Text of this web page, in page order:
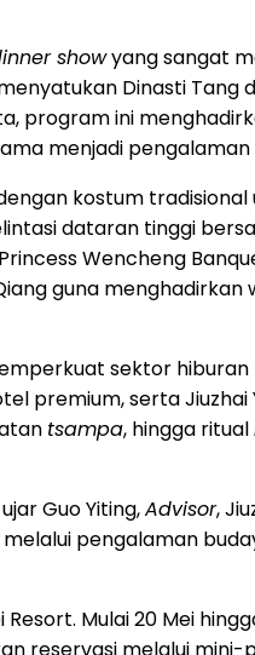
showyang sangat
Dinasti Tang
program ini
menjadi
kostum
dataran tinggi
Wencheng
guna
sektor
premium, serta
tsampa, hingga ritual
Guo Yiting,Advisor,
pengalaman
Mulai 20 Mei
reservasi melalui